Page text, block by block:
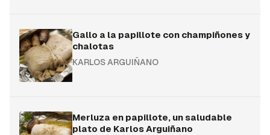
Gallo a la papillote con champiñones y
chalotas
KARLOS ARGUIÑANO
Merluza en papillote, un saludable
plato de Karlos Arguiñano